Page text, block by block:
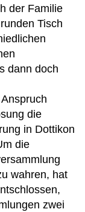
der Familie
Tisch
dann doch
die
in Dottikon
die
wahren, hat
zwei